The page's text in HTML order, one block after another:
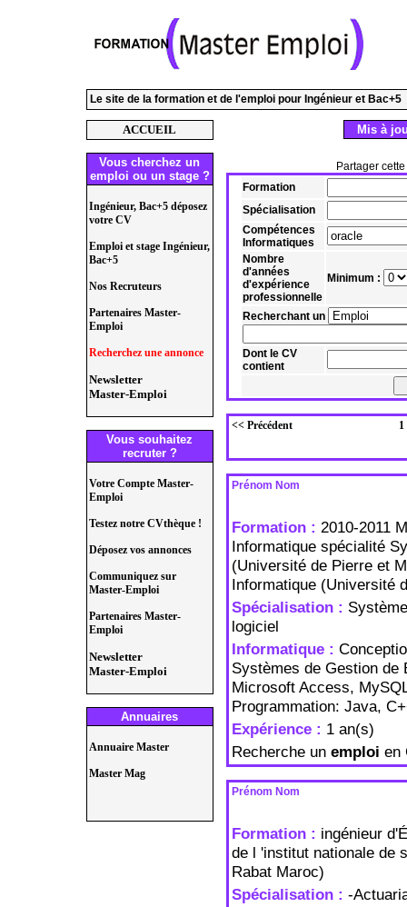
Le site de la formation et de l'emploi pour Ingénieur et Bac+5
ACCUEIL
Vous cherchez un
emploi ou un stage ?
Ingénieur, Bac+5 déposez
votre CV
Emploi et stage Ingénieur,
Bac+5
Nos Recruteurs
Partenaires Master-
Emploi
Recherchez une annonce
Newsletter
Master-Emploi
Vous souhaitez
recruter ?
Votre Compte Master-
Emploi
Testez notre CVthèque !
Déposez vos annonces
Communiquez sur
Master-Emploi
Partenaires Master-
Emploi
Newsletter
Master-Emploi
Annuaires
Annuaire Master
Master Mag
Mis à
Partager
Formation
Spécialisation
Compétences
Informatiques
Nombre
d'années
d'expérience
professionnelle
Minimum :
Recherchant un
Dont le CV
contient
<< Précédent 1
Prénom Nom
Formation : 2010-2011
Informatique spécialité
(Université de Pierre et
Informatique (Université
Spécialisation :
logiciel
Informatique :
Systèmes de Gestion de
Microsoft Access,
Programmation: Java,
Expérience : 1 an(s)
Recherche un emploi en
Prénom Nom
Formation : ingénieur
de l 'institut nationale de
Rabat Maroc)
Spécialisation : -